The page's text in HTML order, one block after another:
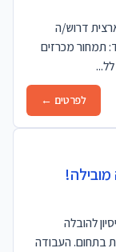
דרוש/ה
תמחור מכרזים
לפרטים ←
להובלה
בתחום. העבודה